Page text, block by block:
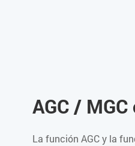
AGC /
La función AGC y la